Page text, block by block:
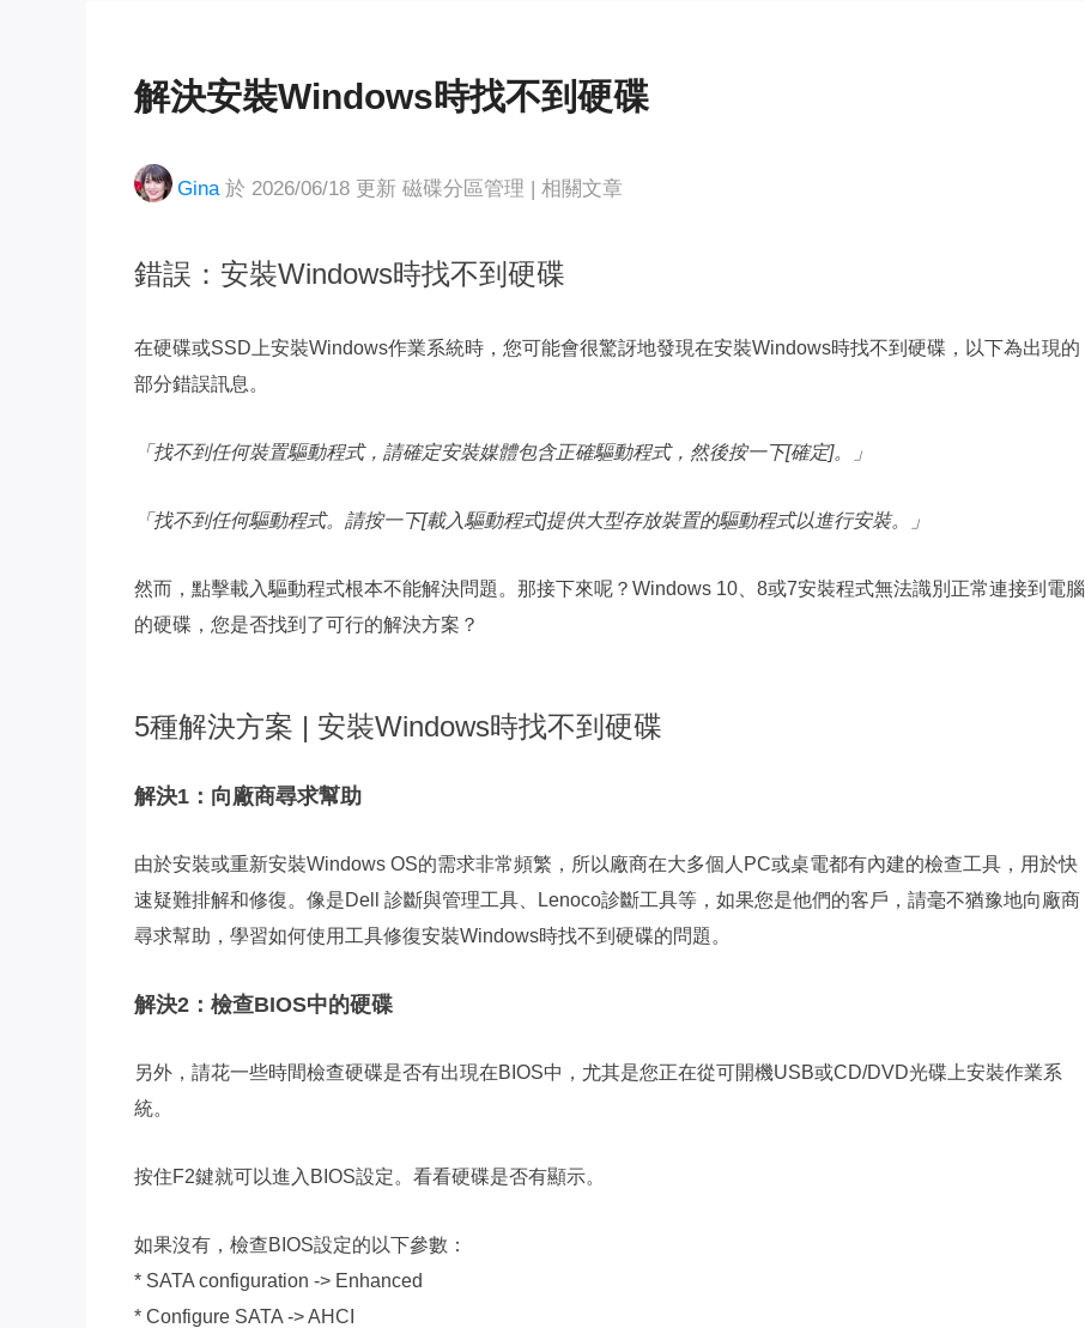
解決安裝Windows時找不到硬碟
Gina於 2026/06/18 更新 磁碟分區管理 | 相關文章
錯誤：安裝Windows時找不到硬碟
在硬碟或SSD上安裝Windows作業系統時，您可能會很驚訝地發現在安裝Windows時找不到硬碟，以下為出現的
部分錯誤訊息。
「找不到任何裝置驅動程式，請確定安裝媒體包含正確驅動程式，然後按一下[確定]。」
「找不到任何驅動程式。請按一下[載入驅動程式]提供大型存放裝置的驅動程式以進行安裝。」
然而，點擊載入驅動程式根本不能解決問題。那接下來呢？Windows 10、8或7安裝程式無法識別正常連接到電腦
的硬碟，您是否找到了可行的解決方案？
5種解決方案 | 安裝Windows時找不到硬碟
解決1：向廠商尋求幫助
由於安裝或重新安裝Windows OS的需求非常頻繁，所以廠商在大多個人PC或桌電都有內建的檢查工具，用於快
速疑難排解和修復。像是Dell 診斷與管理工具、Lenoco診斷工具等，如果您是他們的客戶，請毫不猶豫地向廠商
尋求幫助，學習如何使用工具修復安裝Windows時找不到硬碟的問題。
解決2：檢查BIOS中的硬碟
另外，請花一些時間檢查硬碟是否有出現在BIOS中，尤其是您正在從可開機USB或CD/DVD光碟上安裝作業系
統。
按住F2鍵就可以進入BIOS設定。看看硬碟是否有顯示。
如果沒有，檢查BIOS設定的以下參數：
* SATA configuration -> Enhanced
* Configure SATA -> AHCI